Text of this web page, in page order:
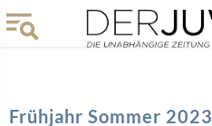
Frühjahr Sommer 2023